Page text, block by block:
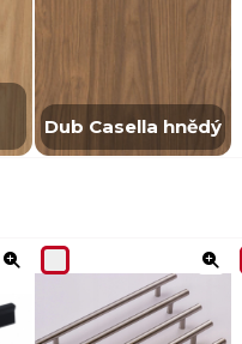
Dub Casella hnědý